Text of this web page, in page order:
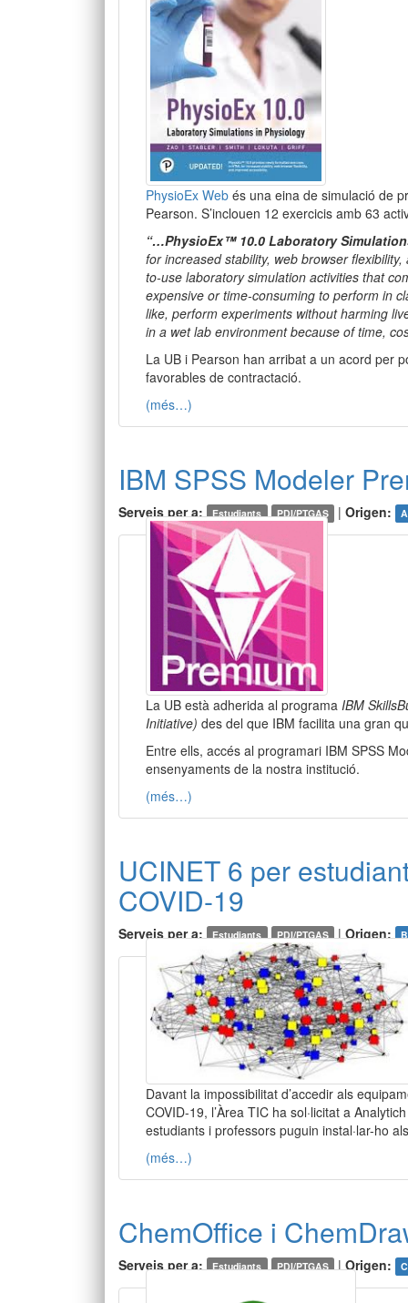
PhysioEx Web és una eina de simulació de
Pearson. S’inclouen 12 exercicis amb 63
“…PhysioEx™ 10.0 Laboratory
for increased stability, web browser
to-use laboratory simulation activities that
expensive or time-consuming to perform in
like, perform experiments without harming
in a wet lab environment because of time,
La UB i Pearson han arribat a un acord per
favorables de contractació.
(més…)
IBM SPSS Modeler
Serveis per a: Estudiants PDI/PTGAS |Origen:
La UB està adherida al programa IBM
Initiative) des del que IBM facilita una gran
Entre ells, accés al programari IBM SPSS
ensenyaments de la nostra institució.
(més…)
UCINET 6 per
COVID-19
Serveis per a: Estudiants PDI/PTGAS |Origen:
Davant la impossibilitat d’accedir als
COVID-19, l’Àrea TIC ha sol·licitat a
estudiants i professors puguin instal·lar-ho
(més…)
ChemOffice i
Serveis per a: Estudiants PDI/PTGAS |Origen: